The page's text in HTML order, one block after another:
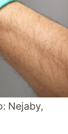
Nejaby,